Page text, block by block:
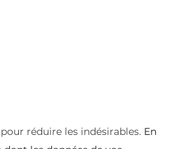
réduire les indésirables. En